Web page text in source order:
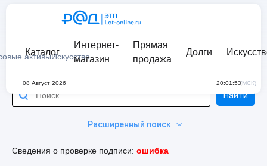
активыИскусство
Каталог
Интернет-
магазин
Прямая
продажа
Долги
08 Август 2026 20:01:53(МСК)
Расширенный поиск
Найти
Сведения о проверке подписи: ошибка